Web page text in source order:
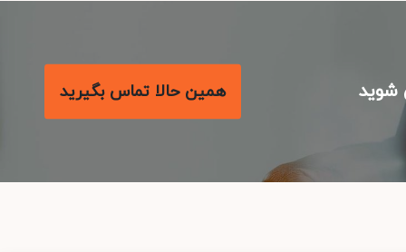
همین حالا تماس بگیرید